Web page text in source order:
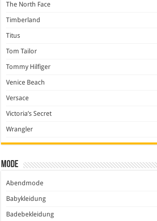
The North Face
Timberland
Titus
Tom Tailor
Tommy Hilfiger
Venice Beach
Versace
Victoria’s Secret
Wrangler
Mode
Abendmode
Babykleidung
Badebekleidung